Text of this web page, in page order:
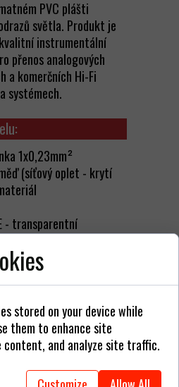
PVC plášti
světla. Produkt je
instrumentální
přenos analogových
a komerčních Hi-Fi
systémech.
1x0,23mm²
(síťový oplet - krytí
- transparentní
- černá
-25 °C až 65 °C (pevné
65 °C (mobilní
pokládky:
-5°C
jádro obrazovky: ≤ 110
stored on your device while
them to enhance site
and analyze site traffic.